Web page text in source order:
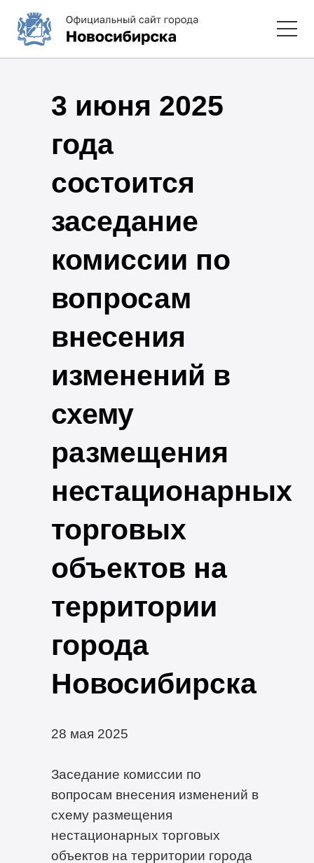
3 июня 2025
года
состоится
заседание
комиссии по
вопросам
внесения
изменений в
схему
размещения
нестационарных
торговых
объектов на
территории
города
Новосибирска
28 мая 2025
Заседание комиссии по
вопросам внесения изменений в
схему размещения
нестационарных торговых
объектов на территории города